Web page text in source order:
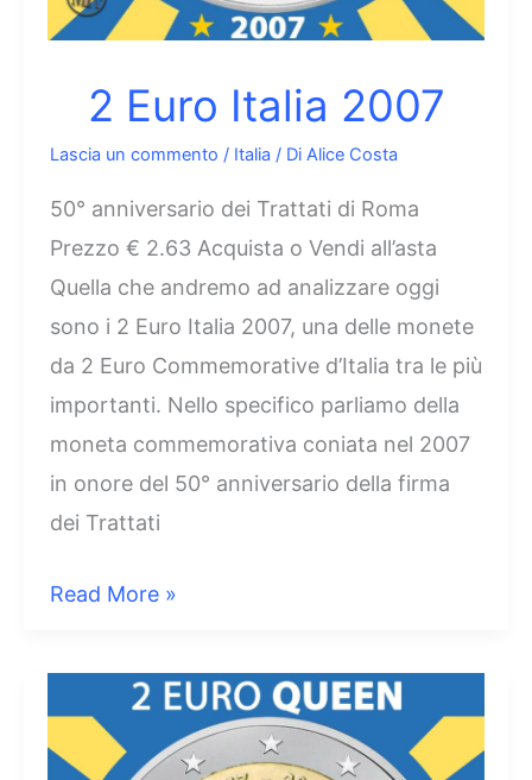
2 Euro Italia 2007
Lascia un commento / Italia / Di Alice Costa
50° anniversario dei Trattati di Roma
Prezzo € 2.63 Acquista o Vendi all’asta
Quella che andremo ad analizzare oggi
sono i 2 Euro Italia 2007, una delle monete
da 2 Euro Commemorative d’Italia tra le più
importanti. Nello specifico parliamo della
moneta commemorativa coniata nel 2007
in onore del 50° anniversario della firma
dei Trattati
2
Italia
2007
Read More »